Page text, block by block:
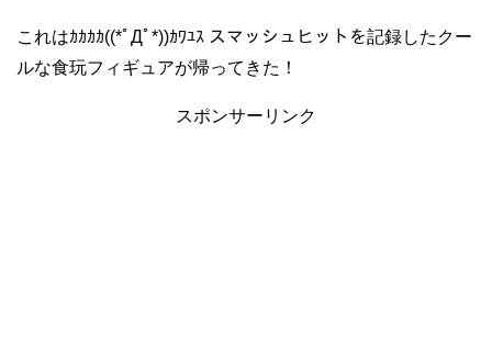
これはｶｶｶｶ((*ﾟДﾟ*))ｶﾜﾕｽ スマッシュヒットを記録したクー
ルな食玩フィギュアが帰ってきた！
スポンサーリンク